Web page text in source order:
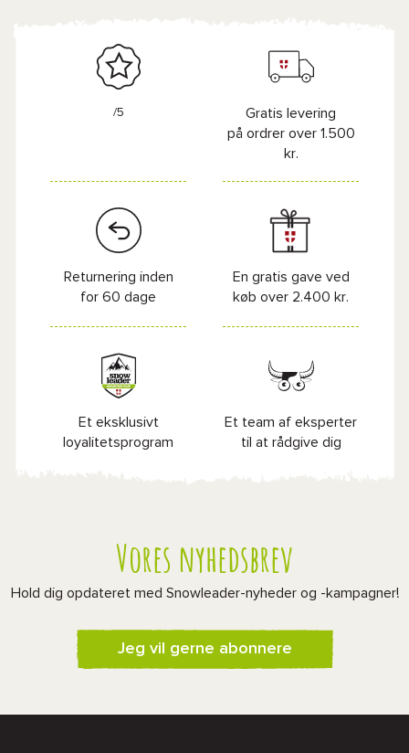
/5
Gratis levering
på ordrer over 1.500
kr.
Returnering inden
for 60 dage
En gratis gave ved
køb over 2.400 kr.
Et eksklusivt
loyalitetsprogram
Et team af eksperter
til at rådgive dig
Vores nyhedsbrev
Hold dig opdateret med Snowleader-nyheder og -kampagner!
Jeg vil gerne abonnere